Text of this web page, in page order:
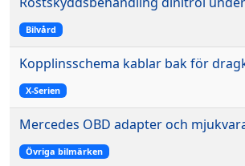
Bilvård
Kopplinsschema kablar bak för
X-Serien
Mercedes OBD adapter och
Övriga bilmärken